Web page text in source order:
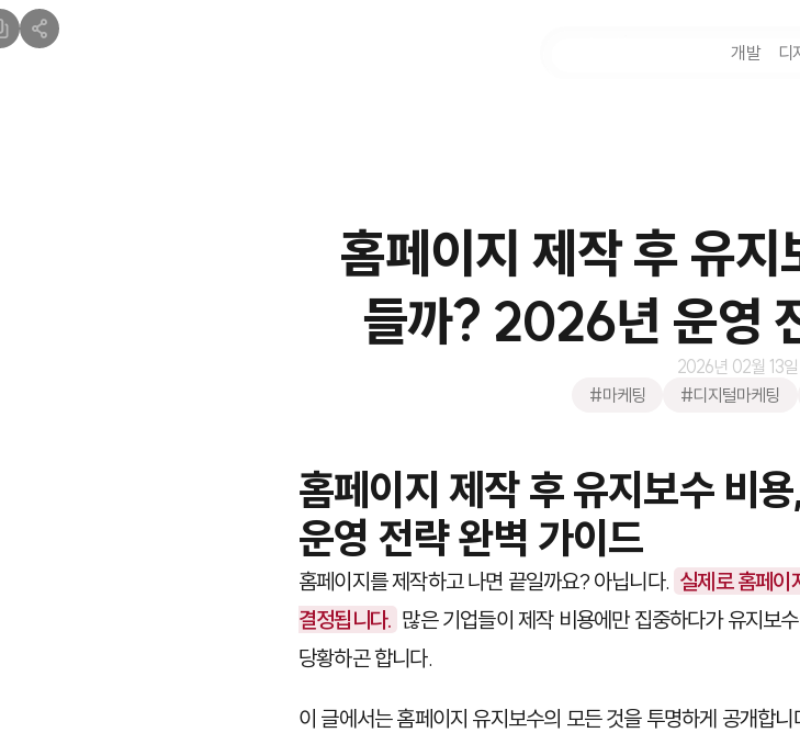
개발 디
홈페이지 제작 후 유
들까? 2026년 운영
2026년 02월 13일
#마케팅
#디지털마케팅
홈페이지 제작 후 유지보수 비
운영 전략 완벽 가이드
홈페이지를 제작하고 나면 끝일까요? 아닙니다. 실제로 홈페이
결정됩니다. 많은 기업들이 제작 비용에만 집중하다가 유지보
당황하곤 합니다.
이 글에서는 홈페이지 유지보수의 모든 것을 투명하게 공개합